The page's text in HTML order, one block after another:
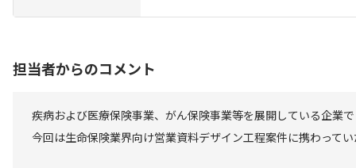
担当者からのコメント
疾病および医療保険事業、がん保険事業等を展開している企業
今回は生命保険業界向け営業資料デザイン工程案件に携わって